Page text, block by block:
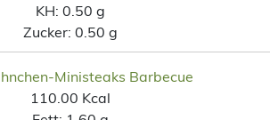
KH: 0.50 g
Zucker: 0.50 g
Ministeaks Barbecue
110.00 Kcal